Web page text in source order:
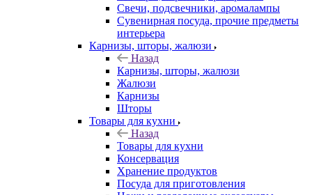
Свечи, подсвечники, аромалампы
Сувенирная посуда, прочие предметы
интерьера
Карнизы, шторы, жалюзи
Назад
Карнизы, шторы, жалюзи
Жалюзи
Карнизы
Шторы
Товары для кухни
Назад
Товары для кухни
Консервация
Хранение продуктов
Посуда для приготовления